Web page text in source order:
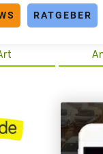
RATGEBER